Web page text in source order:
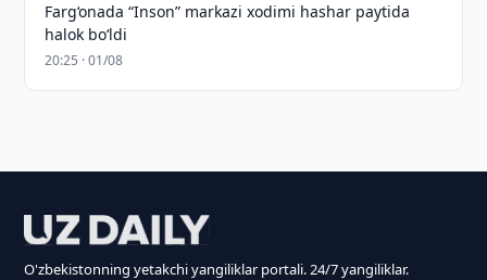
Farg‘onada “Inson” markazi xodimi hashar paytida
halok bo‘ldi
20:25 · 01/08
O'zbekistonning yetakchi yangiliklar portali. 24/7 yangiliklar.